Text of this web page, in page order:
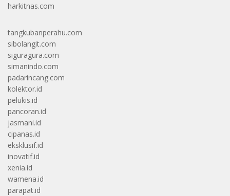
harkitnas.com
tangkubanperahu.com
sibolangit.com
siguragura.com
simanindo.com
padarincang.com
kolektor.id
pelukis.id
pancoran.id
jasmani.id
cipanas.id
eksklusif.id
inovatif.id
xenia.id
wamena.id
parapat.id